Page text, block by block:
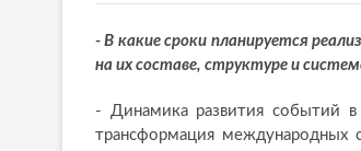
- В какие сроки планируется
на их составе, структуре и
- Динамика развития событий
трансформация международных